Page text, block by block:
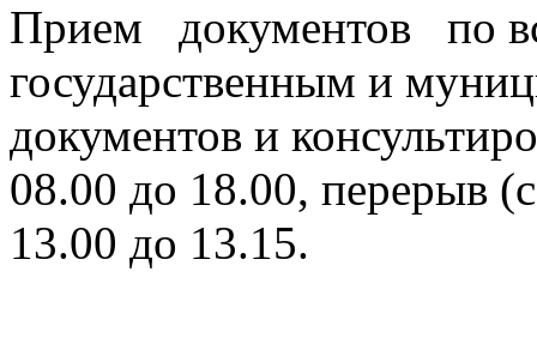
Прием документов по
государственным и
документов и
08.00 до 18.00, перерыв
13.00 до 13.15.